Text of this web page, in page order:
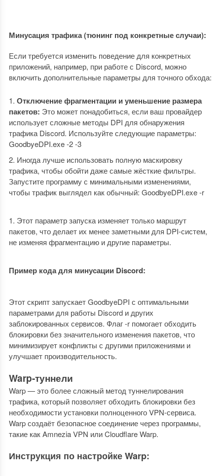
Минусация трафика (тюнинг под конкретные случаи):
Если требуется изменить поведение для конкретных
приложений, например, при работе с Discord, можно
включить дополнительные параметры для точного обхода:
Отключение фрагментации и уменьшение размера
пакетов: Это может понадобиться, если ваш провайдер
использует сложные методы DPI для обнаружения
трафика Discord. Используйте следующие параметры:
GoodbyeDPI.exe -2 -3
Иногда лучше использовать полную маскировку
трафика, чтобы обойти даже самые жёсткие фильтры.
Запустите программу с минимальными изменениями,
чтобы трафик выглядел как обычный: GoodbyeDPI.exe -r
Этот параметр запуска изменяет только маршрут
пакетов, что делает их менее заметными для DPI-систем,
не изменяя фрагментацию и другие параметры.
Пример кода для минусации Discord:
Этот скрипт запускает GoodbyeDPI с оптимальными
параметрами для работы Discord и других
заблокированных сервисов. Флаг -r помогает обходить
блокировки без значительного изменения пакетов, что
минимизирует конфликты с другими приложениями и
улучшает производительность.
Warp-туннели
Warp — это более сложный метод туннелирования
трафика, который позволяет обходить блокировки без
необходимости установки полноценного VPN-сервиса.
Warp создаёт безопасное соединение через программы,
такие как Amnezia VPN или Cloudflare Warp.
Инструкция по настройке Warp: